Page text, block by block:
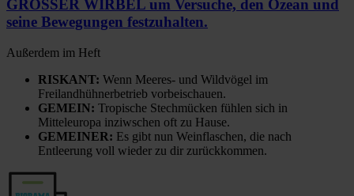
GROSSER WIRBEL um Versuche, den Ozean und
seine Bewegungen festzuhalten.
Außerdem im Heft
RISKANT: Wenn Meeres- und Wildvögel im
Freilandhühnerbetrieb vorbeischauen.
GEMEIN: Tropische Stechmücken fühlen sich in
Mitteleuropa inziwschen oft zu Hause.
GEMEINER: Es gibt nun Weinflaschen, die nach
Entleerung voll wieder zu dir zurückkommen.